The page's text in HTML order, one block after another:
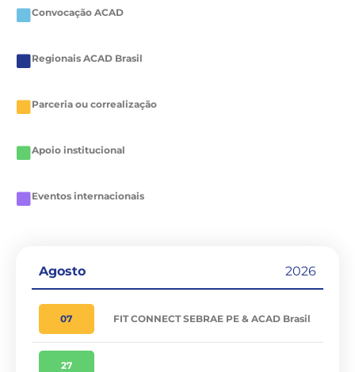
Convocação ACAD
Regionais ACAD Brasil
Parceria ou correalização
Apoio institucional
Eventos internacionais
Agosto 2026
07 FIT CONNECT SEBRAE PE & ACAD Brasil
27